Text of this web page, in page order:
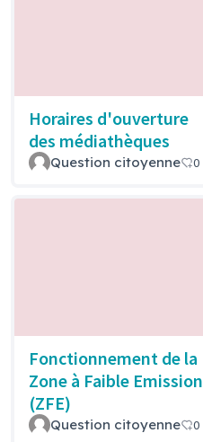
Horaires d'ouverture
des médiathèques
Question citoyenne 0
Fonctionnement de la
Zone à Faible Emission
(ZFE)
Question citoyenne 0